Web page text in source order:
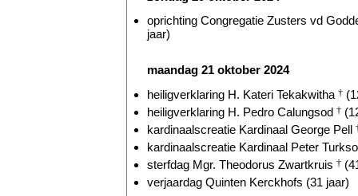
oprichting Congregatie Zusters vd
jaar)
maandag 21 oktober 2024
heiligverklaring H. Kateri Tekakwitha †
heiligverklaring H. Pedro Calungsod †
kardinaalscreatie Kardinaal George Pell
kardinaalscreatie Kardinaal Peter
sterfdag Mgr. Theodorus Zwartkruis †
verjaardag Quinten Kerckhofs (31 jaar)